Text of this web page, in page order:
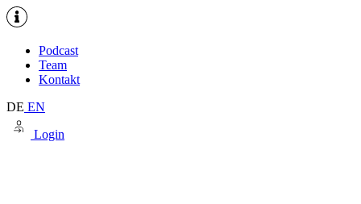
Podcast
Team
Kontakt
DE EN
Login